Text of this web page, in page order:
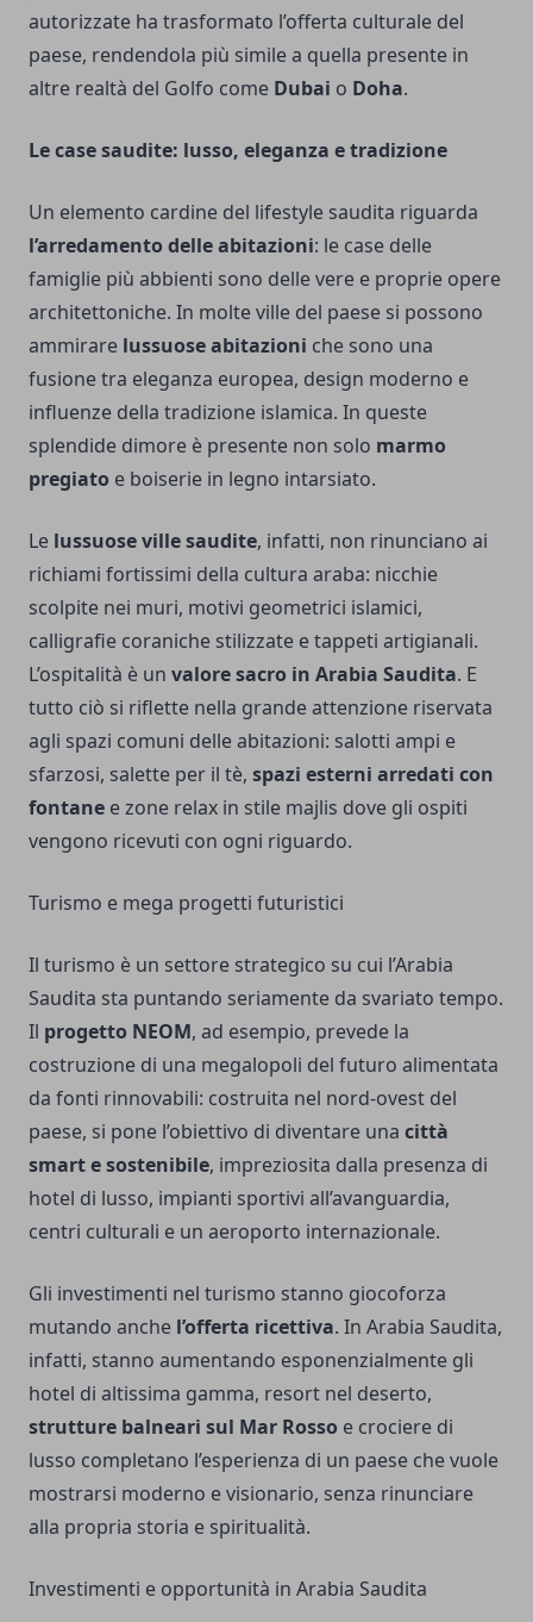
autorizzate ha trasformato l’offerta culturale del
paese, rendendola più simile a quella presente in
altre realtà del Golfo come Dubai o Doha.
Le case saudite: lusso, eleganza e tradizione
Un elemento cardine del lifestyle saudita riguarda
l’arredamento delle abitazioni: le case delle
famiglie più abbienti sono delle vere e proprie opere
architettoniche. In molte ville del paese si possono
ammirare lussuose abitazioni che sono una
fusione tra eleganza europea, design moderno e
influenze della tradizione islamica. In queste
splendide dimore è presente non solo marmo
pregiato e boiserie in legno intarsiato.
Le lussuose ville saudite, infatti, non rinunciano ai
richiami fortissimi della cultura araba: nicchie
scolpite nei muri, motivi geometrici islamici,
calligrafie coraniche stilizzate e tappeti artigianali.
L’ospitalità è un valore sacro in Arabia Saudita. E
tutto ciò si riflette nella grande attenzione riservata
agli spazi comuni delle abitazioni: salotti ampi e
sfarzosi, salette per il tè, spazi esterni arredati con
fontane e zone relax in stile majlis dove gli ospiti
vengono ricevuti con ogni riguardo.
Turismo e mega progetti futuristici
Il turismo è un settore strategico su cui l’Arabia
Saudita sta puntando seriamente da svariato tempo.
Il progetto NEOM, ad esempio, prevede la
costruzione di una megalopoli del futuro alimentata
da fonti rinnovabili: costruita nel nord-ovest del
paese, si pone l’obiettivo di diventare una città
smart e sostenibile, impreziosita dalla presenza di
hotel di lusso, impianti sportivi all’avanguardia,
centri culturali e un aeroporto internazionale.
Gli investimenti nel turismo stanno giocoforza
mutando anche l’offerta ricettiva. In Arabia Saudita,
infatti, stanno aumentando esponenzialmente gli
hotel di altissima gamma, resort nel deserto,
strutture balneari sul Mar Rosso e crociere di
lusso completano l’esperienza di un paese che vuole
mostrarsi moderno e visionario, senza rinunciare
alla propria storia e spiritualità.
Investimenti e opportunità in Arabia Saudita